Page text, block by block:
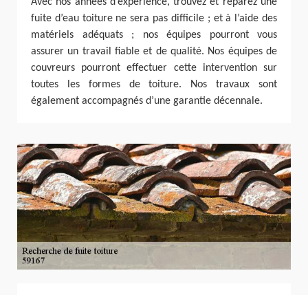
Avec nos années d’expérience, trouvez et réparez une
fuite d’eau toiture ne sera pas difficile ; et à l’aide des
matériels adéquats ; nos équipes pourront vous
assurer un travail fiable et de qualité. Nos équipes de
couvreurs pourront effectuer cette intervention sur
toutes les formes de toiture. Nos travaux sont
également accompagnés d’une garantie décennale.